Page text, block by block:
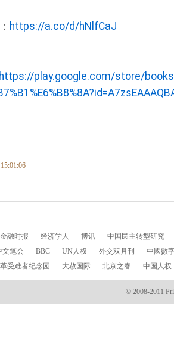
https://a.co/d/hNlfCaJ
https://play.google.com/store/
金融时报 经济学人 博讯
中国民主转型研究
文笔会 BBC UN人权 外交双月刊
中國數
受难者纪念园 大赦国际 北京之春 中国人权
© 2008-2011